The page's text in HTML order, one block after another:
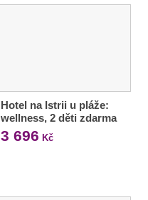
Hotel na Istrii u pláže:
wellness, 2 děti zdarma
3 696 Kč